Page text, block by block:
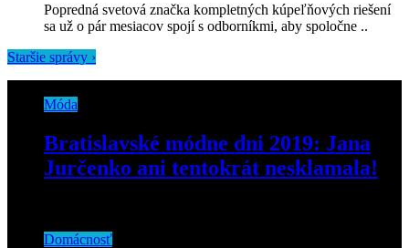
Popredná svetová značka kompletných kúpeľňových riešení
sa už o pár mesiacov spojí s odborníkmi, aby spoločne ..
Staršie správy ›
Móda
Bratislavské módne dni 2019: Jana
Jurčenko ani tentokrát nesklamala!
Domácnosť